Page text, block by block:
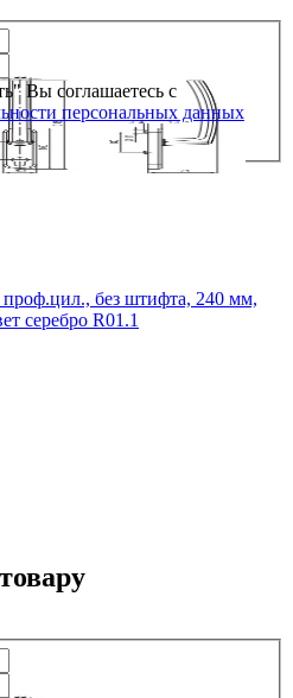
Вы соглашаетесь с
персональных данных
проф.цил., без штифта, 240 мм,
серебро R01.1